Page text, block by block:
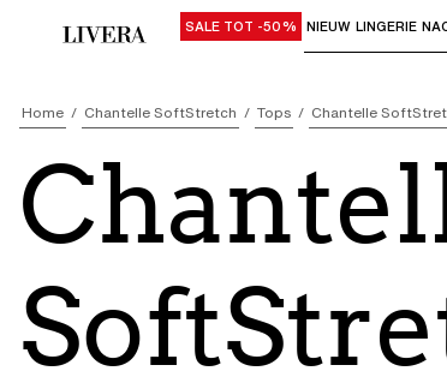
Gebruik "Pijl omlaag" of
SALE TOT -50% NIEUW LINGERIE
Home Chantelle SoftStretch Tops Chantelle